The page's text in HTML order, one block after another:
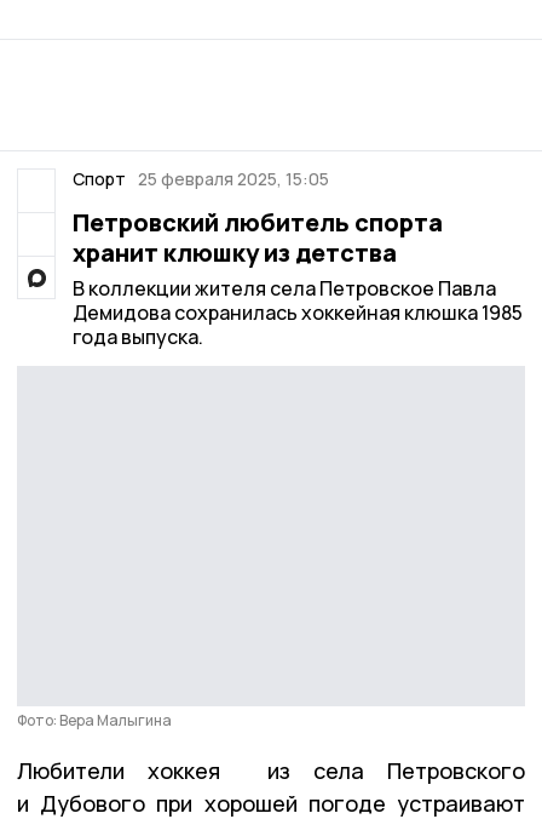
Спорт 25 февраля 2025, 15:05
Петровский любитель спорта
хранит клюшку из детства
В коллекции жителя села Петровское Павла
Демидова сохранилась хоккейная клюшка 1985
года выпуска.
Фото: Вера Малыгина
Любители хоккея из села Петровского
и Дубового при хорошей погоде устраивают